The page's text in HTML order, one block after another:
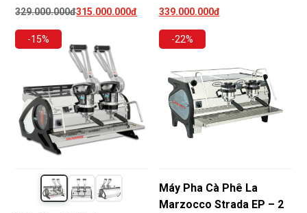
329.000.000đ315.000.000đ 339.000.000đ
-15% -22%
Máy Pha Cà Phê La
Marzocco Strada EP – 2